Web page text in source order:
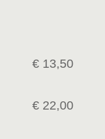
€ 13,50
€ 22,00